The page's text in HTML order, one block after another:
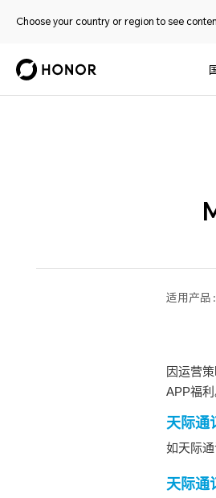
Choose your country or region to see
适用产品：
因运营
APP福利
天际通
如天际
天际通